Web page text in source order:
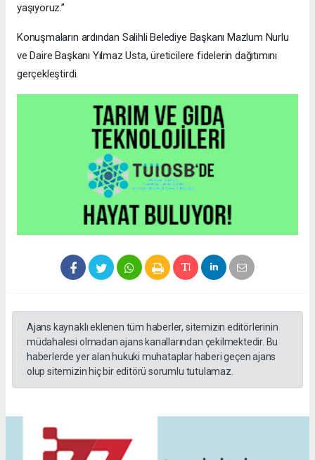
yaşıyoruz.”
Konuşmaların ardından Salihli Belediye Başkanı Mazlum Nurlu
ve Daire Başkanı Yılmaz Usta, üreticilere fidelerin dağıtımını
gerçekleştirdi.
Ajans kaynaklı eklenen tüm haberler, sitemizin editörlerinin
müdahalesi olmadan ajans kanallarından çekilmektedir. Bu
haberlerde yer alan hukuki muhataplar haberi geçen ajans
olup sitemizin hiç bir editörü sorumlu tutulamaz.